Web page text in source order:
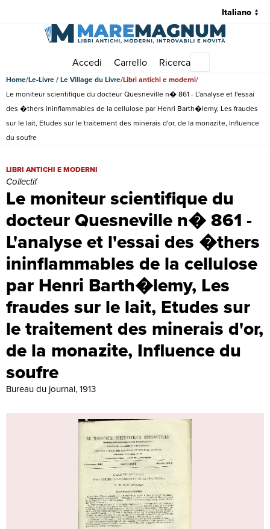
Accedi Carrello Ricerca
Home Le-Livre / Le Village du Livre Libri antichi e moderni
Le moniteur scientifique du docteur Quesneville n� 861 - L'analyse et l'essai
des �thers ininflammables de la cellulose par Henri Barth�lemy, Les fraudes
sur le lait, Etudes sur le traitement des minerais d'or, de la monazite, Influence
du soufre
Le moniteur scientifique du
docteur Quesneville n� 861 -
L'analyse et l'essai des �thers
ininflammables de la cellulose
par Henri Barth�lemy, Les
fraudes sur le lait, Etudes sur
le traitement des minerais d'or,
de la monazite, Influence du
soufre
Le moniteur scientifique du docteur Quesneville n� 861 -
LIBRI ANTICHI E MODERNI
Collectif
Bureau du journal, 1913